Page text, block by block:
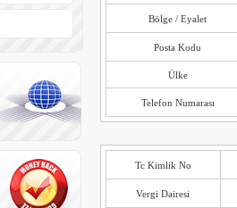
Bölge / Eyalet
Posta Kodu
Ülke
Telefon Numarası
Tc Kimlik No
Vergi Dairesi